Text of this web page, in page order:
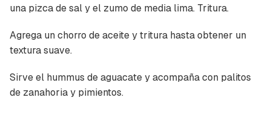
Para poder guardar como favorito, primero has
una pizca de sal y el zumo de media lima. Tritura.
Agrega un chorro de aceite y tritura hasta obtener un
textura suave.
Sirve el hummus de aguacate y acompaña con palitos
de zanahoria y pimientos.
Contenido enviado
Gracias por suscribirte a nuestro boletín.